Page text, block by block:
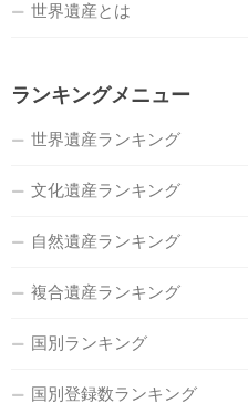
世界遺産とは
ランキングメニュー
世界遺産ランキング
文化遺産ランキング
自然遺産ランキング
複合遺産ランキング
国別ランキング
国別登録数ランキング